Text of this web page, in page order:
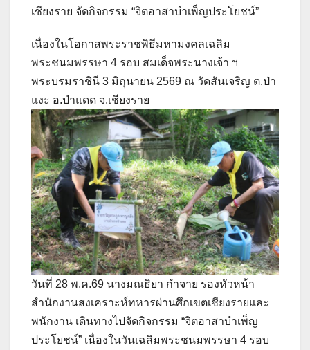
เชียงราย จัดกิจกรรม “จิตอาสาบำเพ็ญประโยชน์”
เนื่องในโอกาสพระราชพิธีมหามงคลเฉลิม
พระชนมพรรษา 4 รอบ สมเด็จพระนางเจ้า ฯ
พระบรมราชินี 3 มิถุนายน 2569 ณ วัดสันเจริญ ต.ป่า
แงะ อ.ป่าแดด จ.เชียงราย
วันที่ 28 พ.ค.69 นางมณธิยา กำจาย รองหัวหน้า
สำนักงานสงเคราะห์ทหารผ่านศึกเขตเชียงรายและ
พนักงาน เดินทางไปจัดกิจกรรม “จิตอาสาบำเพ็ญ
ประโยชน์” เนื่องในวันเฉลิมพระชนมพรรษา 4 รอบ